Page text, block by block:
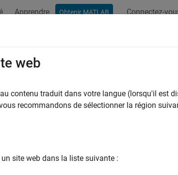
Apprendre Obtenir MATLAB Connectez-
How useful was
web
contenu traduit dans votre langue (lorsqu'il est
recommandons de sélectionner la région
site web dans la liste suivante :